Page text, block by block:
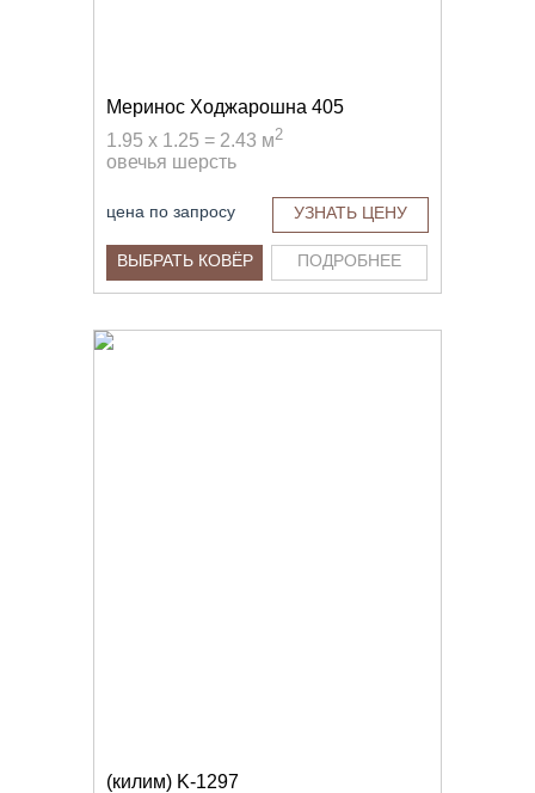
Меринос Ходжарошна 405
1.95 x 1.25 = 2.43 м2
овечья шерсть
цена по запросу УЗНАТЬ ЦЕНУ
ВЫБРАТЬ КОВЁР ПОДРОБНЕЕ
(килим) K-1297